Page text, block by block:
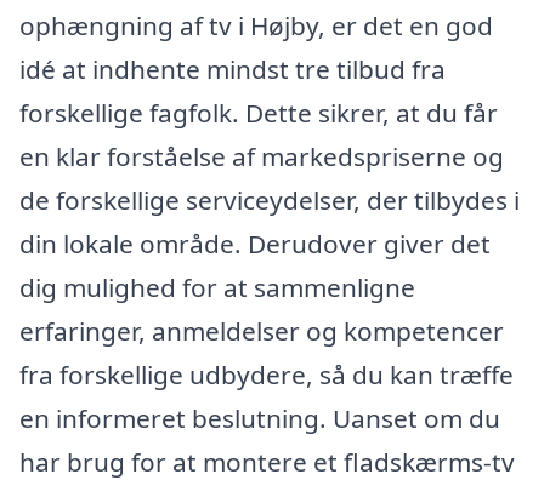
ophængning af tv i Højby, er det en god
idé at indhente mindst tre tilbud fra
forskellige fagfolk. Dette sikrer, at du får
en klar forståelse af markedspriserne og
de forskellige serviceydelser, der tilbydes i
din lokale område. Derudover giver det
dig mulighed for at sammenligne
erfaringer, anmeldelser og kompetencer
fra forskellige udbydere, så du kan træffe
en informeret beslutning. Uanset om du
har brug for at montere et fladskærms-tv